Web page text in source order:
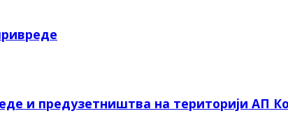
и предузетништва на територији АП